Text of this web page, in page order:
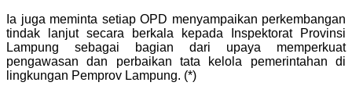
Ia juga meminta setiap OPD menyampaikan perkembangan
tindak lanjut secara berkala kepada Inspektorat Provinsi
Lampung sebagai bagian dari upaya memperkuat
pengawasan dan perbaikan tata kelola pemerintahan di
lingkungan Pemprov Lampung. (*)